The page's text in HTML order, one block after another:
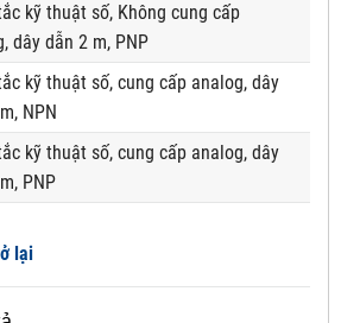
kỹ thuật số, Không cung cấp
dây dẫn 2 m, PNP
kỹ thuật số, cung cấp analog, dây
NPN
kỹ thuật số, cung cấp analog, dây
PNP
lại